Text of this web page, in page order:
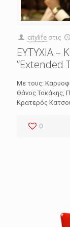
citylife στις
ΕΥΤΥΧΙΑ –
”Extended
Με τους:
Θάνος Τοκάκης,
Κρατερός
0